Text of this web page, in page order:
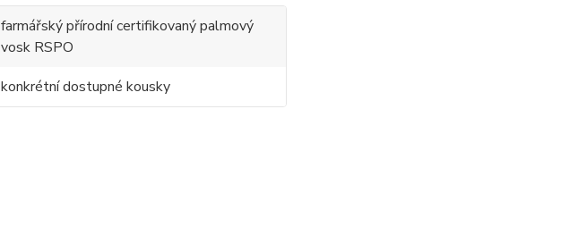
farmářský přírodní certifikovaný palmový
vosk RSPO
konkrétní dostupné kousky